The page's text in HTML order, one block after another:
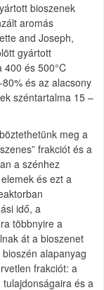
bioszenek
aromás
and Joseph,
gyártott
400 és 500°C
és az alacsony
széntartalma 15 –
meg a
frakciót és a
a szénhez
és ezt a
idő, a
többnyire a
át a bioszenet
alapanyag
frakciót: a
és a